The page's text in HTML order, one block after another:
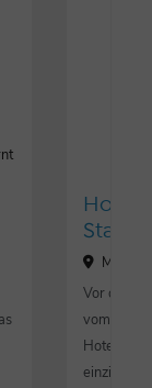
Hotel
Vor den
vom
Hotel Vier